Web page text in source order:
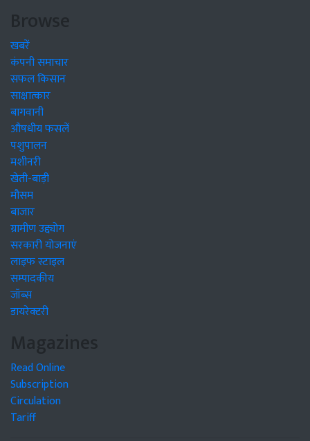
Browse
खबरें
कंपनी समाचार
सफल किसान
साक्षात्कार
बागवानी
औषधीय फसलें
पशुपालन
मशीनरी
खेती-बाड़ी
मौसम
बाजार
ग्रामीण उद्द्योग
सरकारी योजनाएं
लाइफ स्टाइल
सम्पादकीय
जॉब्स
डायरेक्टरी
Magazines
Read Online
Subscription
Circulation
Tariff